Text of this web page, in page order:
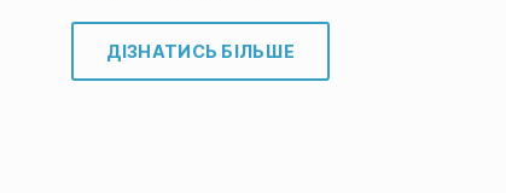
ДІЗНАТИСЬ БІЛЬШЕ